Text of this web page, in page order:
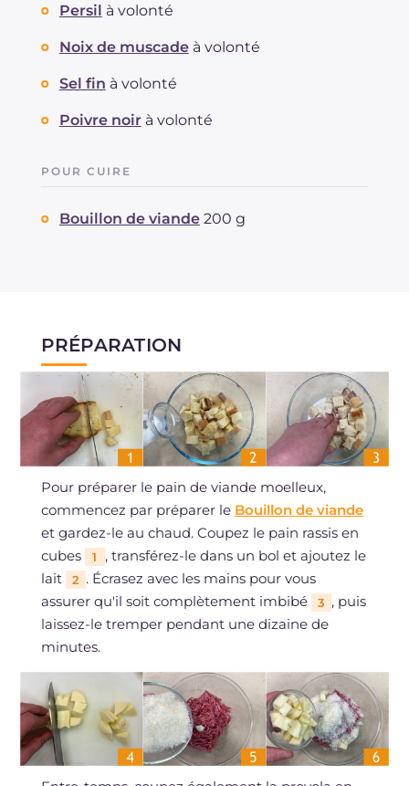
Persil à volonté
Noix de muscade à volonté
Sel fin à volonté
Poivre noir à volonté
POUR CUIRE
Bouillon de viande 200 g
PRÉPARATION
Pour préparer le pain de viande moelleux,
commencez par préparer le Bouillon de viande
et gardez-le au chaud. Coupez le pain rassis en
cubes
1
, transférez-le dans un bol et ajoutez le
lait
2 . Écrasez avec les mains pour vous
assurer qu'il soit complètement imbibé
3 , puis
laissez-le tremper pendant une dizaine de
minutes.